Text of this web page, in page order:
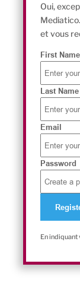
Oui,
et vous
First Name
Last Name
Email
Password
En